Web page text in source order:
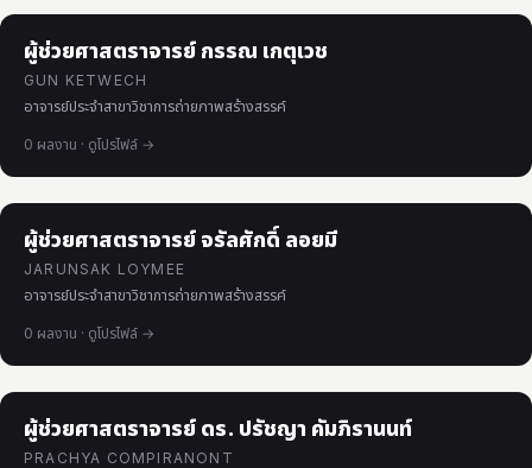
ผู้ช่วยศาสตราจารย์ กรรณ เกตุเวช
GUN KETWECH
อาจารย์ประจำสาขาวิชาการถ่ายภาพสร้างสรรค์
0 ผลงาน · ดูโปรไฟล์ →
ผู้ช่วยศาสตราจารย์ จรัลศักดิ์ ลอยมี
JARUNSAK LOYMEE
อาจารย์ประจำสาขาวิชาการถ่ายภาพสร้างสรรค์
0 ผลงาน · ดูโปรไฟล์ →
ผู้ช่วยศาสตราจารย์ ดร. ปรัชญา คัมภิรานนท์
PRACHYA COMPIRANONT